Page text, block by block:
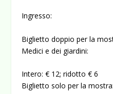
Ingresso:
Biglietto doppio per la
Medici e dei giardini:
Intero: € 12; ridotto € 6
Biglietto solo per la